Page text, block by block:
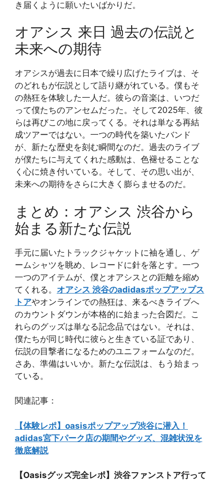
き届くように願いたいばかりだ。
オアシス 来日 過去の伝説と
未来への期待
オアシスが過去に日本で繰り広げたライブは、そ
のどれもが伝説として語り継がれている。僕もそ
の熱狂を体験した一人だ。彼らの音楽は、いつだ
って僕たちのアンセムだった。そして2025年、彼
らは再びこの地に戻ってくる。それは単なる再結
成ツアーではない。一つの時代を築いたバンド
が、新たな歴史を刻む瞬間なのだ。過去のライブ
が僕たちに与えてくれた感動は、色褪せることな
く心に焼き付いている。そして、その思い出が、
未来への期待をさらに大きく膨らませるのだ。
まとめ：オアシス 渋谷から
始まる新たな伝説
手元に届いたトラックジャケットに袖を通し、ゲ
ームシャツを眺め、レコードに針を落とす。一つ
一つのアイテムが、僕とオアシスとの距離を縮め
てくれる。 オアシス 渋谷のadidasポップアップス
トアやオンラインでの熱狂は、来るべきライブへ
のカウントダウンが本格的に始まった合図だ。こ
れらのグッズは単なる記念品ではない。それは、
僕たちが同じ時代に彼らと生きている証であり、
伝説の目撃者になるためのユニフォームなのだ。
さあ、準備はいいか。新たな伝説は、もう始まっ
ている。
関連記事：
【体験レポ】oasisポップアップ渋谷に潜入！
adidas宮下パーク店の期間やグッズ、混雑状況を
徹底解説
【Oasisグッズ完全レポ】渋谷ファンストア行って